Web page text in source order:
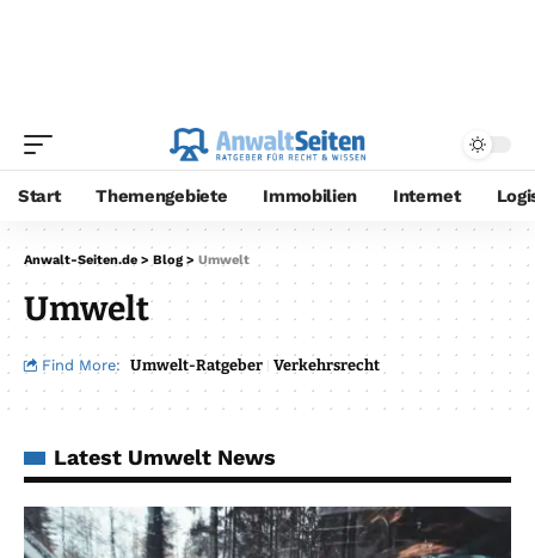
Start Themengebiete Immobilien Internet
Anwalt-Seiten.de > Blog > Umwelt
Umwelt
Find More: Umwelt-Ratgeber Verkehrsrecht
Latest Umwelt News